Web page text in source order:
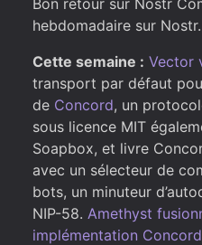
hebdomadaire sur Nostr.
Cette semaine : Vector
transport par défaut
de Concord, un
sous licence MIT
Soapbox, et livre
avec un sélecteur de
bots, un minuteur
NIP-58. Amethyst
implémentation